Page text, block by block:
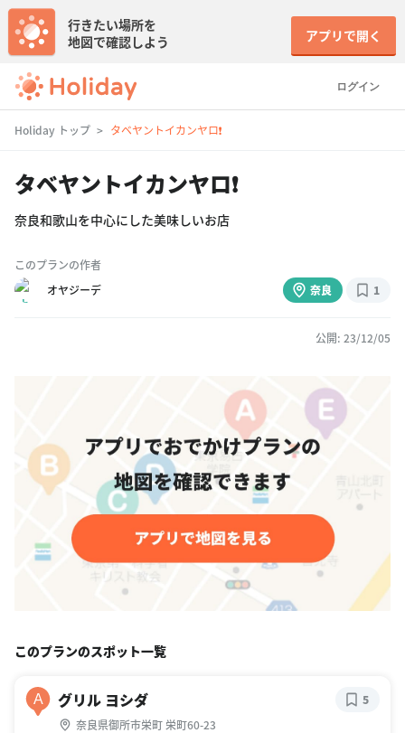
ログイン
行きたい場所を
地図で確認しよう
アプリで開く
Holiday トップ タベヤントイカンヤロ❗️
タベヤントイカンヤロ❗️
奈良和歌山を中心にした美味しいお店
このプランの作者
オヤジーデ
奈良 1
公開: 23/12/05
このプランのスポット一覧
A グリル ヨシダ
奈良県御所市栄町 栄町60-23
5